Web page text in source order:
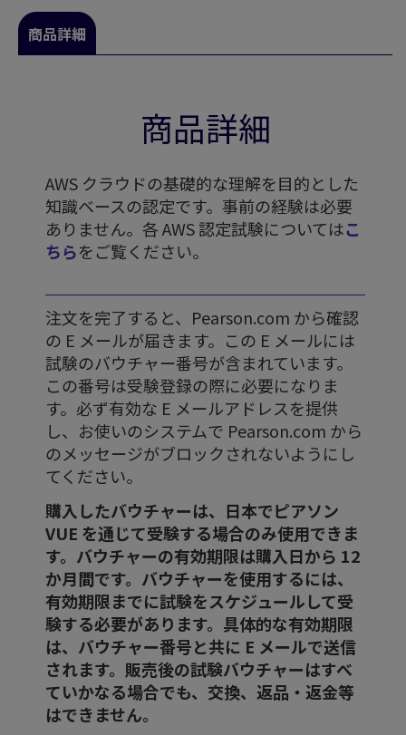
商品詳細
商品詳細
AWS クラウドの基礎的な理解を目的とした
知識ベースの認定です。事前の経験は必要
ありません。各 AWS 認定試験についてはこ
ちらをご覧ください。
注文を完了すると、Pearson.com から確認
の E メールが届きます。この E メールには
試験のバウチャー番号が含まれています。
この番号は受験登録の際に必要になりま
す。 必ず有効な E メールアドレスを提供
し、お使いのシステムで Pearson.com から
のメッセージがブロックされないようにし
てください。
購入したバウチャーは、日本でピアソン
VUE を通じて受験する場合のみ使用できま
す。バウチャーの有効期限は購入日から 12
か月間です。バウチャーを使用するには、
有効期限までに試験をスケジュールして受
験する必要があります。具体的な有効期限
は、バウチャー番号と共に E メールで送信
されます。販売後の試験バウチャーはすべ
ていかなる場合でも、交換、返品・返金等
はできません。